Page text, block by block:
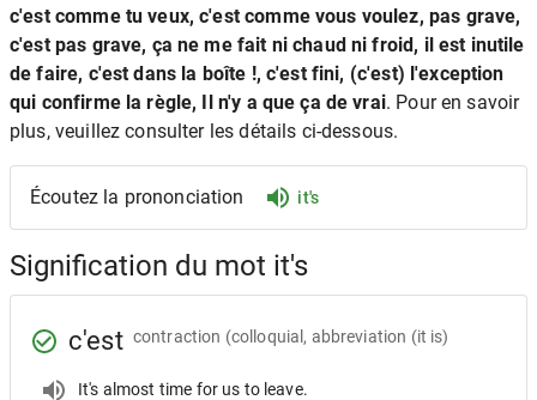
c'est comme tu veux, c'est comme vous voulez, pas grave,
c'est pas grave, ça ne me fait ni chaud ni froid, il est inutile
de faire, c'est dans la boîte !, c'est fini, (c'est) l'exception
qui confirme la règle, Il n'y a que ça de vrai. Pour en savoir
plus, veuillez consulter les détails ci-dessous.
Écoutez la prononciation it's
Signification du mot it's
c'est contraction (colloquial, abbreviation (it is)
It's almost time for us to leave.